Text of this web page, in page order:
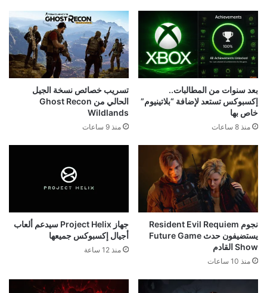
بعد سنوات من المطالبات..
إكسبوكس تستعد لإضافة “بلاتينيوم”
خاص بها
منذ 8 ساعات
تسريب خصائص نسخة الجيل
الحالي من Ghost Recon
Wildlands
منذ 9 ساعات
نجوم Resident Evil Requiem
يستضيفون حدث Future Game
Show القادم
منذ 10 ساعات
جهاز Project Helix سيدعم ألعاب
أجيال إكسبوكس جميعها
منذ 12 ساعة